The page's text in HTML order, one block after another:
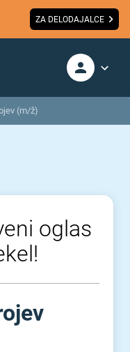
ZA DELODAJALCE
(m/ž)
oglas